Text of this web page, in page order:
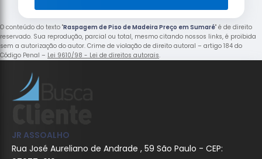
O conteúdo do texto "Raspagem de Piso de Madeira Preço em Sumaré" é de direito
reservado. Sua reprodução, parcial ou total, mesmo citando nossos links, é proibida
sem a autorização do autor. Crime de violação de direito autoral – artigo 184 do
Código Penal – Lei 9610/98 - Lei de direitos autorais.
JR ASSOALHO
Rua José Aureliano de Andrade , 59 São Paulo - CEP: